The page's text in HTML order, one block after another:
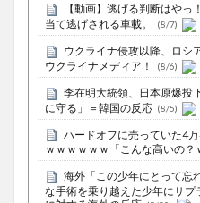
【動画】逃げる判断はや
当て逃げされる車載。
(8/7)
ウクライナ侵攻以降、ロシ
ウクライナメディア！
(8/6)
李在明大統領、日本原爆投
に守る」＝韓国の反応 (8/5)
ハードオフに売っていた4
ｗｗｗｗｗｗ「こんな高いの？
海外「この少年にとって忘
な手術を乗り越えた少年にサ